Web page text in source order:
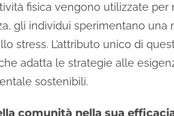
fisica vengono utilizzate per
gli individui sperimentano una
stress. L’attributo unico di
adatta le strategie alle
sostenibili.
comunità nella sua